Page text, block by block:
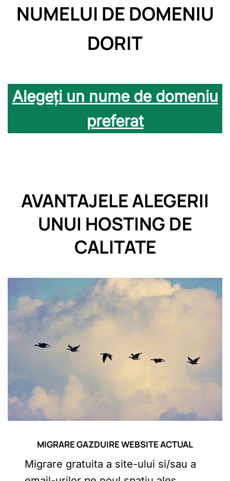
NUMELUI DE DOMENIU
DORIT
Alegeți un nume de domeniu
preferat
AVANTAJELE ALEGERII
UNUI HOSTING DE
CALITATE
MIGRARE GAZDUIRE WEBSITE ACTUAL
Migrare gratuita a site-ului si/sau a